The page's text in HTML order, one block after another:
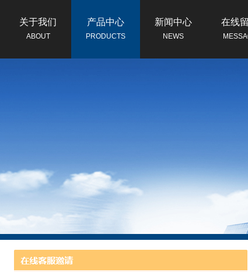
关于我们
ABOUT
产品中心
PRODUCTS
新闻中心
NEWS
在线